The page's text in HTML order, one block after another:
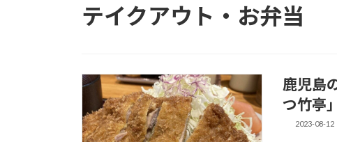
テイクアウト・お弁当
鹿児島
つ竹亭
2023-08-12